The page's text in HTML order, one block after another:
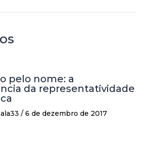
pelo nome: a
da representatividade
/ 6 de dezembro de 2017